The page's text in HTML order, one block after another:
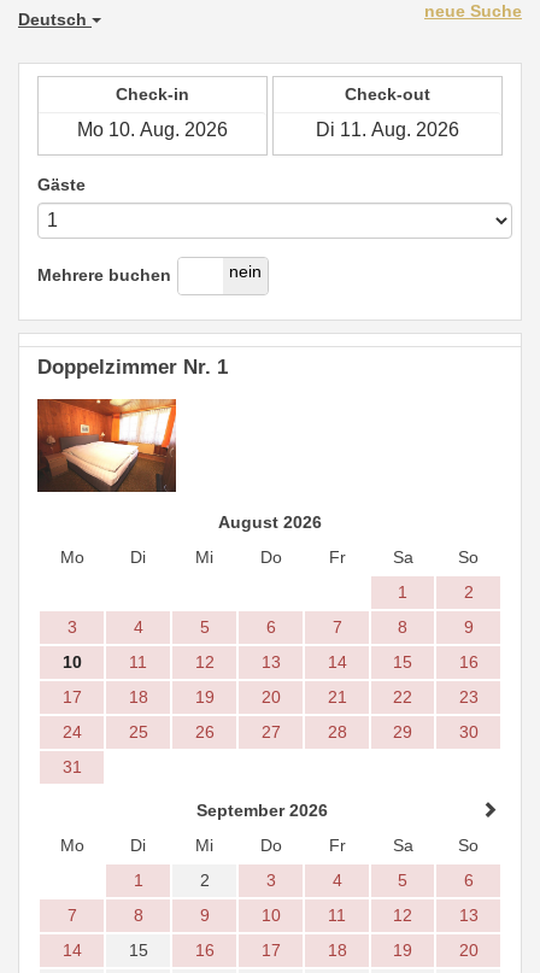
Deutsch neue Suche
Check-in Check-out
Gäste
Mehrere buchen
ja nein
Doppelzimmer Nr. 1
August 2026
Mo
Di Mi Do Fr Sa
So
1
2
3
4 5 6 7 8
9
10
11 12 13 14 15
16
17
18 19 20 21 22
23
24
25 26 27 28 29
30
31
September 2026
Mo
Di Mi Do Fr Sa
So
1
2 3 4 5
6
7
8 9 10 11 12
13
14
15 16 17 18 19
20